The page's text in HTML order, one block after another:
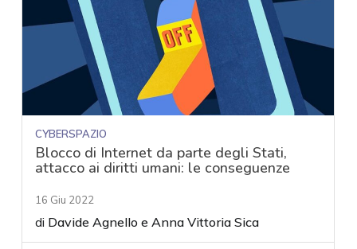
CYBERSPAZIO
Blocco di Internet da parte degli Stati,
attacco ai diritti umani: le conseguenze
16 Giu 2022
di Davide Agnello eAnna Vittoria Sica